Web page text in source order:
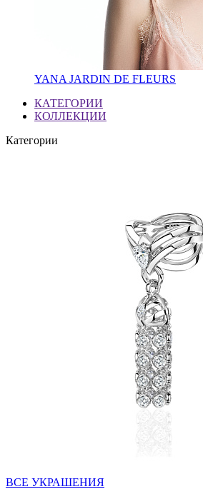
YANA JARDIN DE FLEURS
КАТЕГОРИИ
КОЛЛЕКЦИИ
Категории
ВСЕ УКРАШЕНИЯ